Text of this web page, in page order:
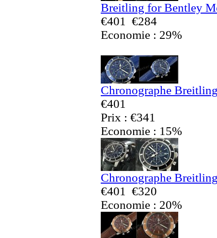
Breitling for Bentley
€401
€284
Economie : 29%
Chronographe
€401
Prix : €341
Economie : 15%
Chronographe
€401
€320
Economie : 20%